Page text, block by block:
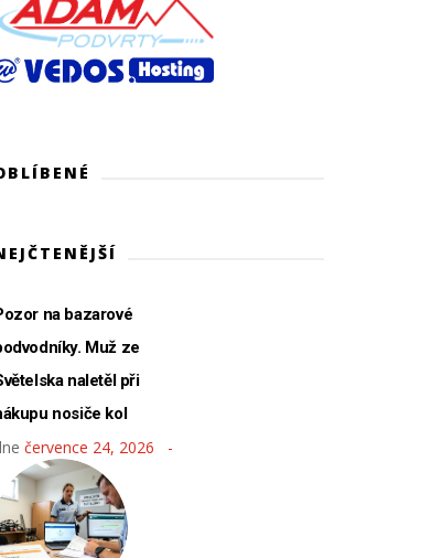
na bazarové
Muž ze
naletěl při
nosiče kol
července 24, 2026